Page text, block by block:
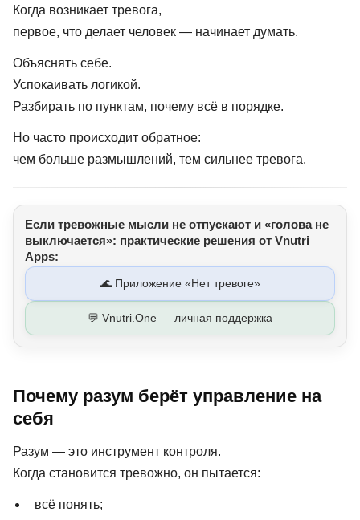
Когда возникает тревога,
первое, что делает человек — начинает думать.
Объяснять себе.
Успокаивать логикой.
Разбирать по пунктам, почему всё в порядке.
Но часто происходит обратное:
чем больше размышлений, тем сильнее тревога.
Если тревожные мысли не отпускают и «голова не
выключается»: практические решения от Vnutri
Apps:
🌊 Приложение «Нет тревоге»
💬 Vnutri.One — личная поддержка
Почему разум берёт управление на
себя
Разум — это инструмент контроля.
Когда становится тревожно, он пытается:
всё понять;